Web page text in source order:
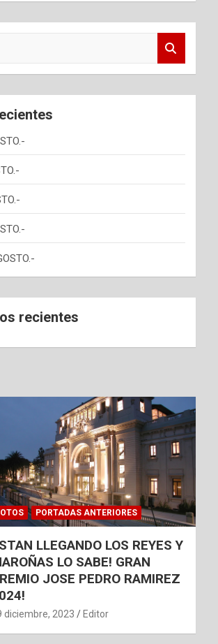
recientes
PORTADAS ANTERIORES
LLEGANDO LOS REYES Y
LO SABE! GRAN
JOSE PEDRO RAMIREZ
diciembre, 2023 Editor